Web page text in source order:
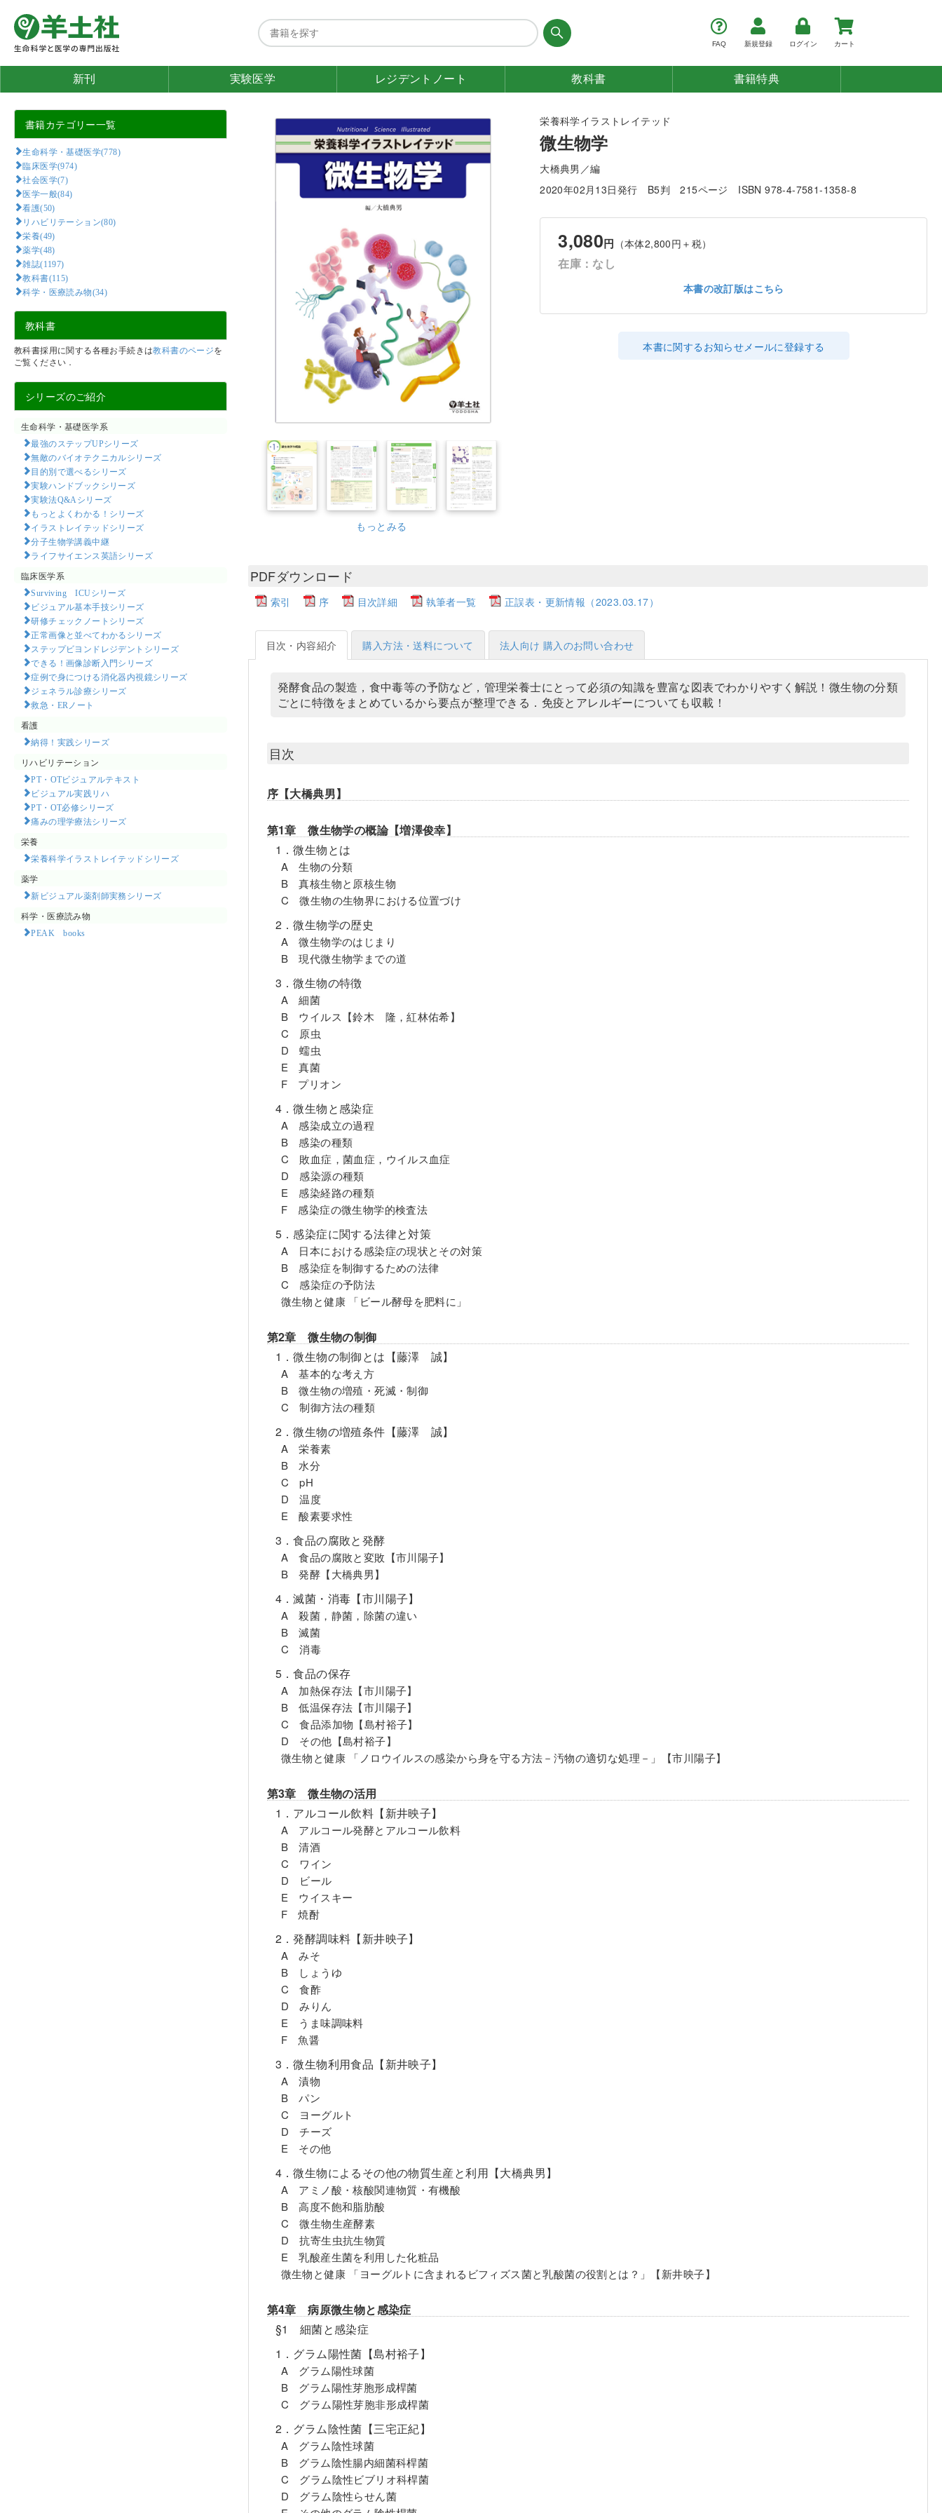
FAQ 新規登録 ログイン カート
新刊 実験医学 レジデント ノート 教科書 書籍特典
書籍カテゴリー一覧
生命科学・基礎医学(778)
臨床医学(974)
社会医学(7)
医学一般(84)
看護(50)
リハビリテーション(80)
栄養(49)
薬学(48)
雑誌(1197)
教科書(115)
科学・医療読み物(34)
教科書
教科書採用に関する各種お手続きは教科書のページを
ご覧ください．
シリーズのご紹介
生命科学・基礎医学系
最強のステップUPシリーズ
無敵のバイオテクニカルシリーズ
目的別で選べるシリーズ
実験ハンドブックシリーズ
実験法Q&Aシリーズ
もっとよくわかる！シリーズ
イラストレイテッドシリーズ
分子生物学講義中継
ライフサイエンス英語シリーズ
臨床医学系
Surviving ICUシリーズ
ビジュアル基本手技シリーズ
研修チェックノートシリーズ
正常画像と並べてわかるシリーズ
ステップビヨンドレジデントシリーズ
できる！画像診断入門シリーズ
症例で身につける消化器内視鏡シリーズ
ジェネラル診療シリーズ
救急・ERノート
看護
納得！実践シリーズ
リハビリテーション
PT・OTビジュアルテキスト
ビジュアル実践リハ
PT・OT必修シリーズ
痛みの理学療法シリーズ
栄養
栄養科学イラストレイテッドシリーズ
薬学
新ビジュアル薬剤師実務シリーズ
科学・医療読み物
PEAK books​
もっとみる
栄養科学イラストレイテッド
微生物学
大橋典男／編
2020年02月13日発行
B5判 215ページ ISBN 978-4-7581-1358-8
3,080円 （本体2,800円＋税）
在庫：なし
本書の改訂版はこちら
本書に関するお知らせメールに登録する
PDFダウンロード
索引 序 目次詳細 執筆者一覧 正誤表・更新情報（2023.03.17）
目次・内容紹介 購入方法・送料について 法人向け 購入のお問い合わせ
発酵食品の製造，食中毒等の予防など，管理栄養士にとって必須の知識を豊富な図表でわかりやすく解説！微生物の分類
ごとに特徴をまとめているから要点が整理できる．免疫とアレルギーについても収載！
目次
序【大橋典男】
第1章 微生物学の概論【増澤俊幸】
1．微生物とは
A 生物の分類
B 真核生物と原核生物
C 微生物の生物界における位置づけ
2．微生物学の歴史
A 微生物学のはじまり
B 現代微生物学までの道
3．微生物の特徴
A 細菌
B ウイルス【鈴木 隆，紅林佑希】
C 原虫
D 蠕虫
E 真菌
F プリオン
4．微生物と感染症
A 感染成立の過程
B 感染の種類
C 敗血症，菌血症，ウイルス血症
D 感染源の種類
E 感染経路の種類
F 感染症の微生物学的検査法
5．感染症に関する法律と対策
A 日本における感染症の現状とその対策
B 感染症を制御するための法律
C 感染症の予防法
微生物と健康 「ビール酵母を肥料に」
第2章 微生物の制御
1．微生物の制御とは【藤澤 誠】
A 基本的な考え方
B 微生物の増殖・死滅・制御
C 制御方法の種類
2．微生物の増殖条件【藤澤 誠】
A 栄養素
B 水分
C pH
D 温度
E 酸素要求性
3．食品の腐敗と発酵
A 食品の腐敗と変敗【市川陽子】
B 発酵【大橋典男】
4．滅菌・消毒【市川陽子】
A 殺菌，静菌，除菌の違い
B 滅菌
C 消毒
5．食品の保存
A 加熱保存法【市川陽子】
B 低温保存法【市川陽子】
C 食品添加物【島村裕子】
D その他【島村裕子】
微生物と健康 「ノロウイルスの感染から身を守る方法－汚物の適切な処理－」【市川陽子】
第3章 微生物の活用
1．アルコール飲料【新井映子】
A アルコール発酵とアルコール飲料
B 清酒
C ワイン
D ビール
E ウイスキー
F 焼酎
2．発酵調味料【新井映子】
A みそ
B しょうゆ
C 食酢
D みりん
E うま味調味料
F 魚醤
3．微生物利用食品【新井映子】
A 漬物
B パン
C ヨーグルト
D チーズ
E その他
4．微生物によるその他の物質生産と利用【大橋典男】
A アミノ酸・核酸関連物質・有機酸
B 高度不飽和脂肪酸
C 微生物生産酵素
D 抗寄生虫抗生物質
E 乳酸産生菌を利用した化粧品
微生物と健康 「ヨーグルトに含まれるビフィズス菌と乳酸菌の役割とは？」【新井映子】
第4章 病原微生物と感染症
§1 細菌と感染症
1．グラム陽性菌【島村裕子】
A グラム陽性球菌
B グラム陽性芽胞形成桿菌
C グラム陽性芽胞非形成桿菌
2．グラム陰性菌【三宅正紀】
A グラム陰性球菌
B グラム陰性腸内細菌科桿菌
C グラム陰性ビブリオ科桿菌
D グラム陰性らせん菌